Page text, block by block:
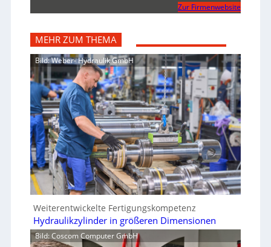
Zur Firmenwebsite
MEHR ZUM THEMA
Bild: Weber- Hydraulik GmbH
Weiterentwickelte Fertigungskompetenz
Hydraulikzylinder in größeren Dimensionen
Bild: Coscom Computer GmbH